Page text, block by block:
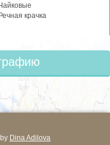
крачка
Dina Adilova